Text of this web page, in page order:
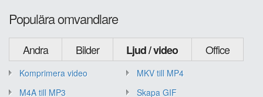
Populära omvandlare
Andra Bilder Ljud / video Office
Komprimera video
MKV till MP4
M4A till MP3
Skapa GIF